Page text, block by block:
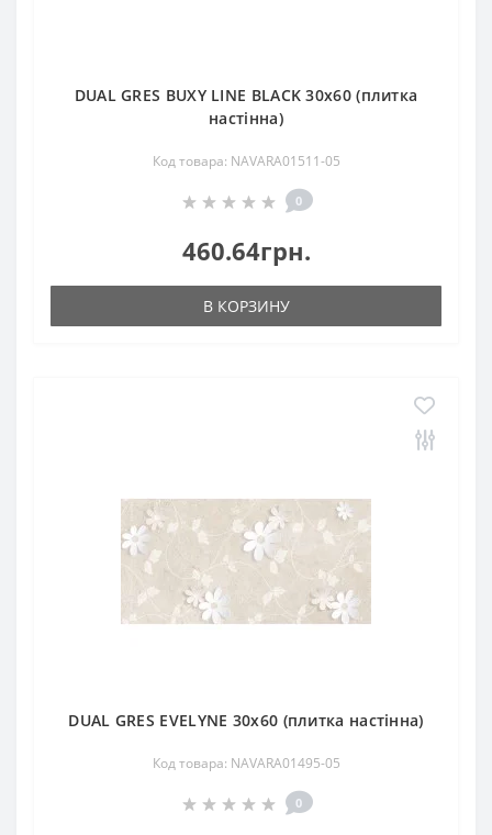
DUAL GRES BUXY LINE BLACK 30x60 (плитка
настінна)
Код товара: NAVARA01511-05
0
460.64грн.
В КОРЗИНУ
DUAL GRES EVELYNE 30x60 (плитка настінна)
Код товара: NAVARA01495-05
0